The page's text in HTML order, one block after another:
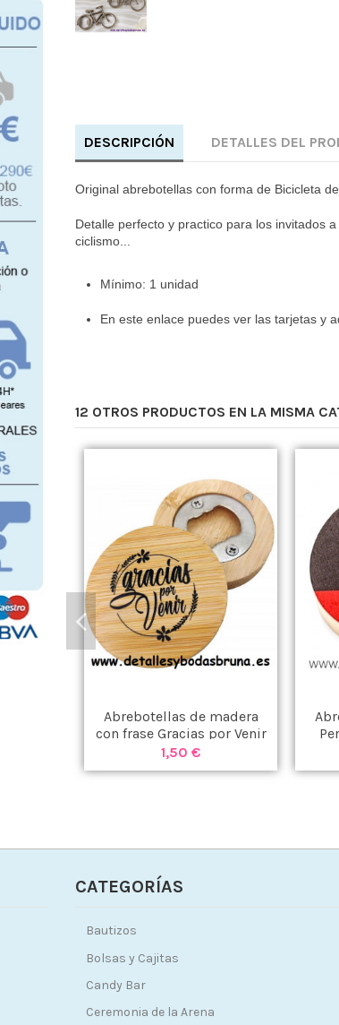
DESCRIPCIÓN DETALLES DEL
Original abrebotellas con forma de Bicicleta
Detalle perfecto y practico para los invitados
ciclismo...
Mínimo: 1 unidad
En este enlace puedes ver las tarjetas y
12 OTROS PRODUCTOS EN LA MISMA
Abrebotellas de madera
con frase Gracias por Venir
1,50 €
CATEGORÍAS
Bautizos
Bolsas y Cajitas
Candy Bar
Ceremonia de la Arena